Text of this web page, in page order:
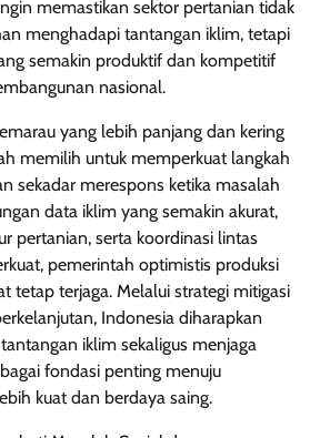
memastikan sektor pertanian tidak
menghadapi tantangan iklim, tetapi
semakin produktif dan kompetitif
nasional.
yang lebih panjang dan kering
memilih untuk memperkuat langkah
sekadar merespons ketika masalah
data iklim yang semakin akurat,
pertanian, serta koordinasi lintas
pemerintah optimistis produksi
tetap terjaga. Melalui strategi mitigasi
Indonesia diharapkan
iklim sekaligus menjaga
fondasi penting menuju
kuat dan berdaya saing.